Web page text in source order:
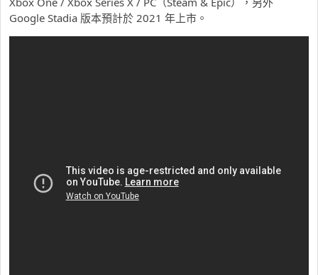
Google Stadia 版本預計於 2021 年上市。